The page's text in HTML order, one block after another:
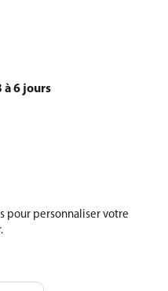
à 6 jours
pour personnaliser votre